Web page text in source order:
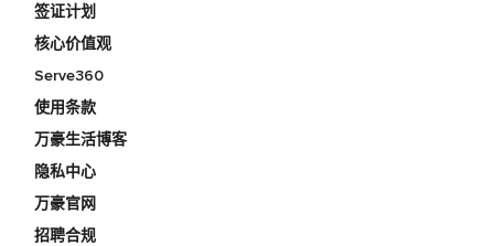
签证计划
核心价值观
Serve360
使用条款
万豪生活博客
隐私中心
万豪官网
招聘合规